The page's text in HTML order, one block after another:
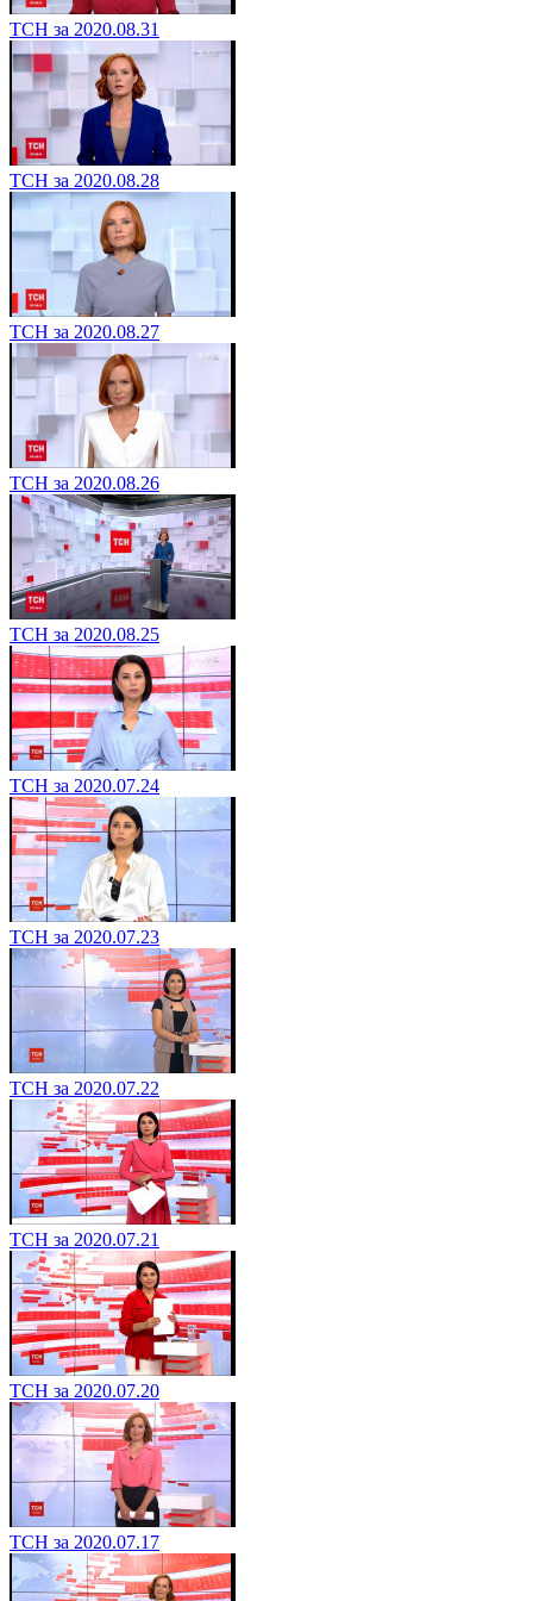
ТСН за 2020.08.31
ТСН за 2020.08.28
ТСН за 2020.08.27
ТСН за 2020.08.26
ТСН за 2020.08.25
ТСН за 2020.07.24
ТСН за 2020.07.23
ТСН за 2020.07.22
ТСН за 2020.07.21
ТСН за 2020.07.20
ТСН за 2020.07.17